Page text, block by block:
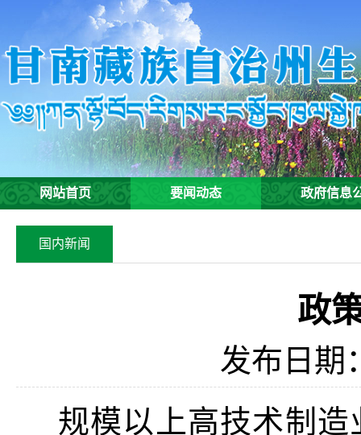
网站首页 要闻动态 政府信息
国内新闻
政
发布日期
规模以上高技术制